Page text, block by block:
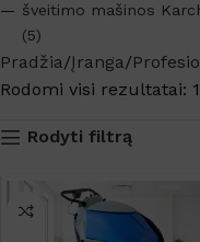
šveitimo mašinos
(5)
Pradžia Įranga
Rodomi visi rezultatai:
Rodyti filtrą